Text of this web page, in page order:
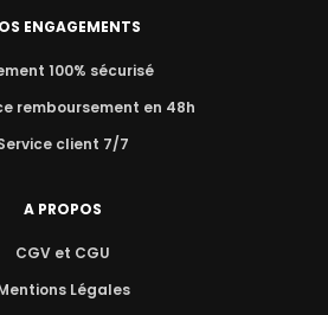
ENGAGEMENTS
100% sécurisé
remboursement en 48h
client 7/7
A PROPOS
CGV et CGU
Légales